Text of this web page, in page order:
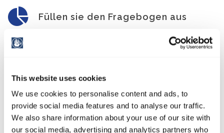
This website uses cookies
We use cookies to personalise content and ads, to
provide social media features and to analyse our traffic.
We also share information about your use of our site with
our social media, advertising and analytics partners who
Füllen sie den Fragebogen aus